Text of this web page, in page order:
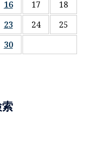
16 17
18
23 24
25
30